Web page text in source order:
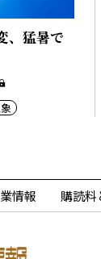
、猛暑で
情報 購読料